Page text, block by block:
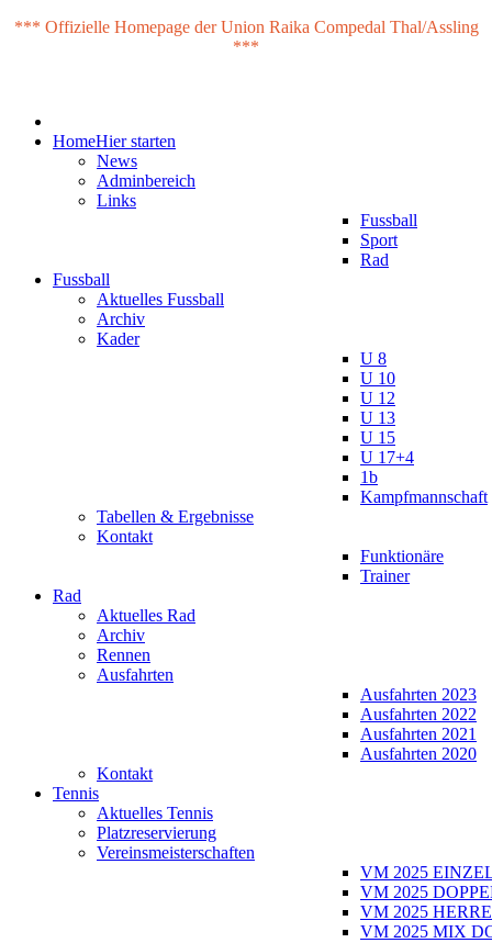
*** Offizielle Homepage der Union Raika Compedal Thal/Assling
***
HomeHier starten
News
Adminbereich
Links
Fussball
Sport
Rad
Fussball
Aktuelles Fussball
Archiv
Kader
U 8
U 10
U 12
U 13
U 15
U 17+4
1b
Kampfmannschaft
Tabellen & Ergebnisse
Kontakt
Funktionäre
Trainer
Rad
Aktuelles Rad
Archiv
Rennen
Ausfahrten
Ausfahrten 2023
Ausfahrten 2022
Ausfahrten 2021
Ausfahrten 2020
Kontakt
Tennis
Aktuelles Tennis
Platzreservierung
Vereinsmeisterschaften
VM 2025
VM 2025
VM 2025
VM 2025 MIX